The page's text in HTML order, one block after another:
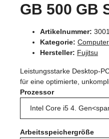
GB 500 GB
Artikelnummer:
Kategorie: Computer
Hersteller: Fujitsu
Leistungsstarke Desktop-
für eine optimierte,
Prozessor
Arbeitsspeichergröße